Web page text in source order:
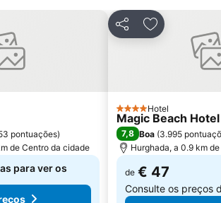
favoritos
pontuações)
de Centro da cidade
para ver os
PartilharAdicionar
4 Estrelas
Hotel
Magic Beach
7,8 Boa (3.995
Hurghada, a 0.9 km
de € 47
Consulte os preços